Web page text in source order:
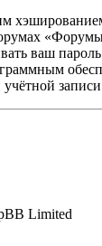
ваш
Limited